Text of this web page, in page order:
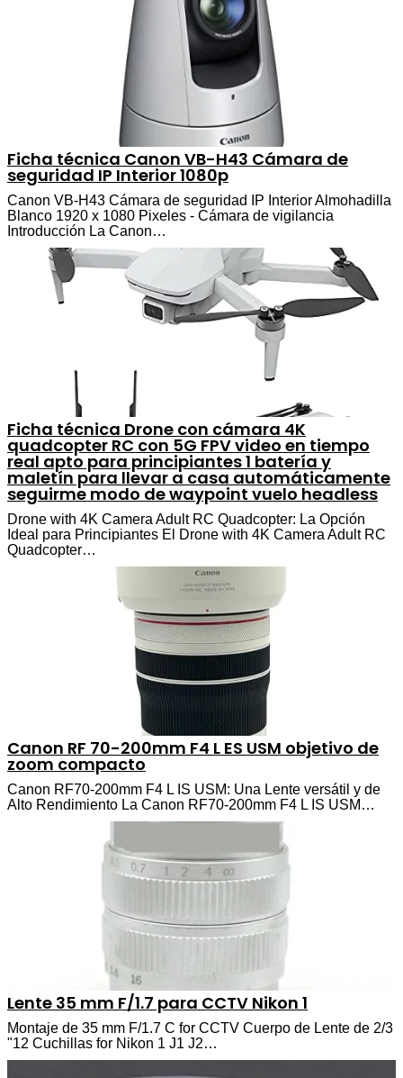
Ficha técnica Canon VB-H43 Cámara de
seguridad IP Interior 1080p
Canon VB-H43 Cámara de seguridad IP Interior Almohadilla
Blanco 1920 x 1080 Pixeles - Cámara de vigilancia
Introducción La Canon…
Ficha técnica Drone con cámara 4K
quadcopter RC con 5G FPV video en tiempo
real apto para principiantes 1 batería y
maletín para llevar a casa automáticamente
seguirme modo de waypoint vuelo headless
Drone with 4K Camera Adult RC Quadcopter: La Opción
Ideal para Principiantes El Drone with 4K Camera Adult RC
Quadcopter…
Canon RF 70-200mm F4 L ES USM objetivo de
zoom compacto
Canon RF70-200mm F4 L IS USM: Una Lente versátil y de
Alto Rendimiento La Canon RF70-200mm F4 L IS USM…
Lente 35 mm F/1.7 para CCTV Nikon 1
Montaje de 35 mm F/1.7 C for CCTV Cuerpo de Lente de 2/3
"12 Cuchillas for Nikon 1 J1 J2…